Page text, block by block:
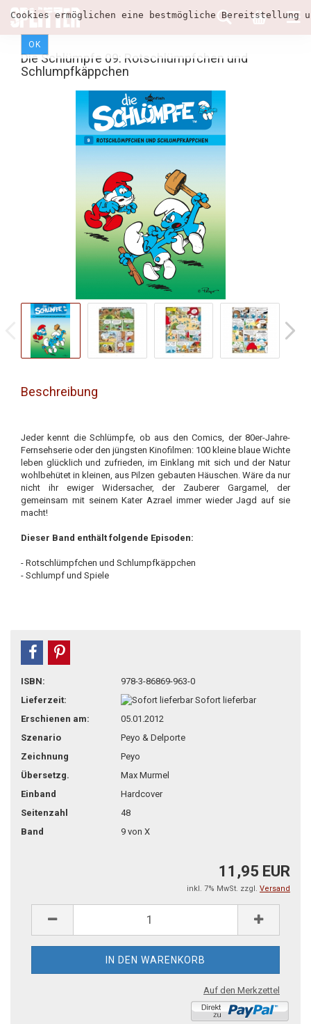
Cookies ermöglichen eine bestmögliche
OK
Die Schlümpfe 09: Rotschlümpfchen und
Schlumpfkäppchen
Beschreibung
Jeder kennt die Schlümpfe, ob aus den Comics, der 80er-Jahre-
Fernsehserie oder den jüngsten Kinofilmen: 100 kleine blaue Wichte
leben glücklich und zufrieden, im Einklang mit sich und der Natur
wohlbehütet in kleinen, aus Pilzen gebauten Häuschen. Wäre da nur
nicht ihr ewiger Widersacher, der Zauberer Gargamel, der
gemeinsam mit seinem Kater Azrael immer wieder Jagd auf sie
macht!
Dieser Band enthält folgende Episoden:
- Rotschlümpfchen und Schlumpfkäppchen
- Schlumpf und Spiele
teilen
ISBN:
978-3-86869-963-0
Lieferzeit:
Sofort lieferbar
Erschienen am:
05.01.2012
Szenario
Peyo & Delporte
Zeichnung
Peyo
Übersetzg.
Max Murmel
Einband
Hardcover
Seitenzahl
48
Band
9 von X
11,95 EUR
inkl. 7% MwSt. zzgl. Versand
Auf den Merkzettel